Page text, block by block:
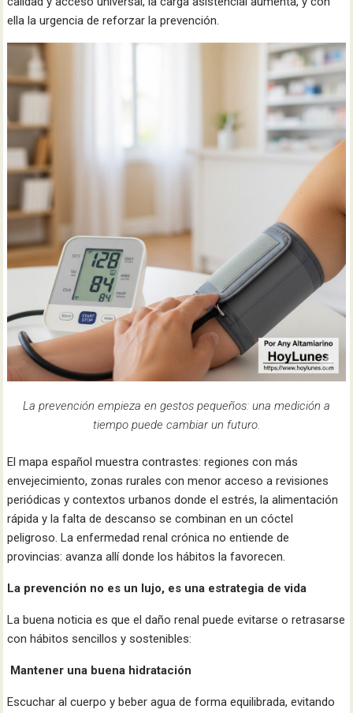
ella la urgencia de reforzar la prevención.
La prevención empieza en gestos pequeños: una medición a
tiempo puede cambiar un futuro.
El mapa español muestra contrastes: regiones con más
envejecimiento, zonas rurales con menor acceso a revisiones
periódicas y contextos urbanos donde el estrés, la alimentación
rápida y la falta de descanso se combinan en un cóctel
peligroso. La enfermedad renal crónica no entiende de
provincias: avanza allí donde los hábitos la favorecen.
La prevención no es un lujo, es una estrategia de vida
La buena noticia es que el daño renal puede evitarse o retrasarse
con hábitos sencillos y sostenibles:
Mantener una buena hidratación
Escuchar al cuerpo y beber agua de forma equilibrada, evitando